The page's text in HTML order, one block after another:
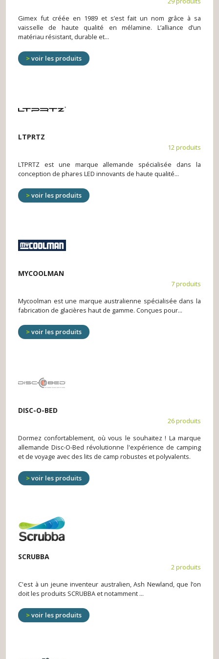
Gimex fut créée en 1989 et s’est fait un nom grâce à sa
vaisselle de haute qualité en mélamine. L’alliance d’un
matériau résistant, durable et...
voir les produits
LTPRTZ
12 produits
LTPRTZ est une marque allemande spécialisée dans la
conception de phares LED innovants de haute qualité...
voir les produits
MYCOOLMAN
7 produits
Mycoolman est une marque australienne spécialisée dans la
fabrication de glacières haut de gamme. Conçues pour...
voir les produits
DISC-O-BED
26 produits
Dormez confortablement, où vous le souhaitez ! La marque
allemande Disc-O-Bed révolutionne l'expérience de camping
et de voyage avec des lits de camp robustes et polyvalents.
voir les produits
SCRUBBA
2 produits
C'est à un jeune inventeur australien, Ash Newland, que l’on
doit les produits SCRUBBA et notamment ...
voir les produits